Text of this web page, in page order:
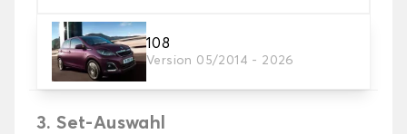
108
Version 05/2014 - 2026
2. Material
Wählen Sie das Material Ihres Autofussmatten
3. Set-Auswahl